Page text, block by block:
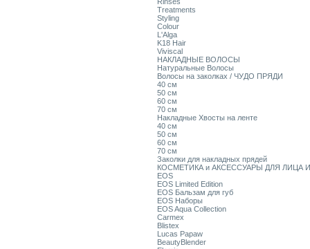
Treatments
Styling
Colour
L'Alga
K18 Hair
Viviscal
НАКЛАДНЫЕ ВОЛОСЫ
Натуральные Волосы
Волосы на заколках / ЧУДО ПРЯДИ
40 см
50 см
60 см
70 см
Накладные Хвосты на ленте
40 см
50 см
60 см
70 см
Заколки для накладных прядей
КОСМЕТИКА и АКСЕССУАРЫ ДЛЯ ЛИЦА
EOS
EOS Limited Edition
EOS Бальзам для губ
EOS Наборы
EOS Aqua Collection
Carmex
Blistex
Lucas Papaw
BeautyBlender